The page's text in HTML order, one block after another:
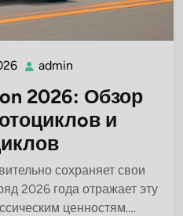
07.04.2026
admin
2026: Обзор
и
сохраняет свои
2026 года отражает эту
ценностям.…